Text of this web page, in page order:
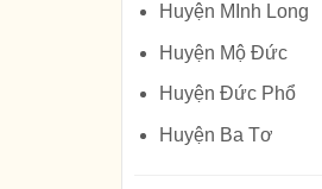
Huyện MInh Long
Huyện Mộ Đức
Huyện Đức Phổ
Huyện Ba Tơ